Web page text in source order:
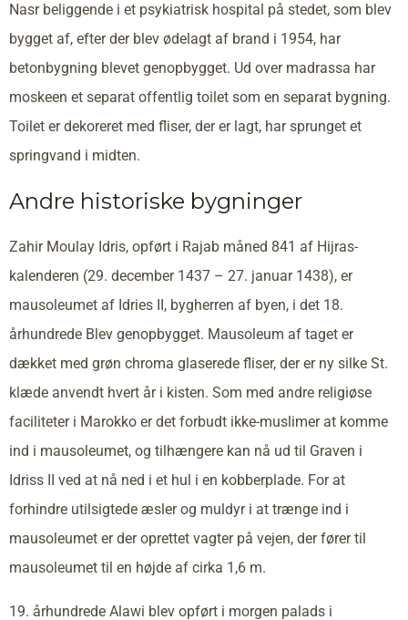
Nasr beliggende i et psykiatrisk hospital på stedet, som blev
bygget af, efter der blev ødelagt af brand i 1954, har
betonbygning blevet genopbygget. Ud over madrassa har
moskeen et separat offentlig toilet som en separat bygning.
Toilet er dekoreret med fliser, der er lagt, har sprunget et
springvand i midten.
Andre historiske bygninger
Zahir Moulay Idris, opført i Rajab måned 841 af Hijras-
kalenderen (29. december 1437 – 27. januar 1438), er
mausoleumet af Idries II, bygherren af byen, i det 18.
århundrede Blev genopbygget. Mausoleum af taget er
dækket med grøn chroma glaserede fliser, der er ny silke St.
klæde anvendt hvert år i kisten. Som med andre religiøse
faciliteter i Marokko er det forbudt ikke-muslimer at komme
ind i mausoleumet, og tilhængere kan nå ud til Graven i
Idriss II ved at nå ned i et hul i en kobberplade. For at
forhindre utilsigtede æsler og muldyr i at trænge ind i
mausoleumet er der oprettet vagter på vejen, der fører til
mausoleumet til en højde af cirka 1,6 m.
19. århundrede Alawi blev opført i morgen palads i